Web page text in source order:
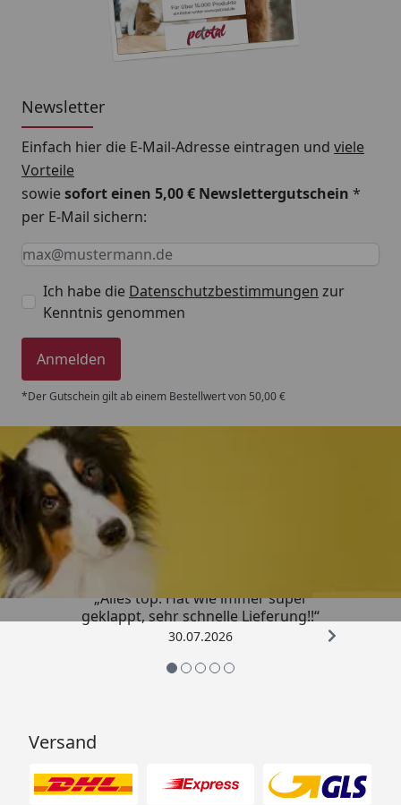
individuell unterschiedlich und kann je nach Alter,
Geschlecht, Rasse oder Aktivität abweichen. Bitte
120 g 8 kg - 149 g 10 kg - 176 g 15 kg - 230 g 20 kg -
285 g 25 kg - 323 g 30 kg - 371 g 40 kg - 441 g 50 kg -
498 g
Newsletter
Einfach hier die E-Mail-Adresse eintragen und viele
Vorteile
sowiesofort einen 5,00 € Newslettergutschein *
per E-Mail sichern:
Keine Eingabe erforderlich
Eingabe erforderlich
E-Mail *
Ich habe die Datenschutzbestimmungen zur
Kenntnis genommen
Anmelden
*Der Gutschein gilt ab einem Bestellwert von 50,00 €
Trusted Shops
„Alles top. Hat wie immer super
geklappt, sehr schnelle Lieferung!!“
30.07.2026
Versand